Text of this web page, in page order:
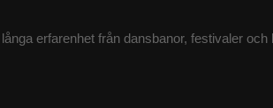
erfarenhet från dansbanor, festivaler och